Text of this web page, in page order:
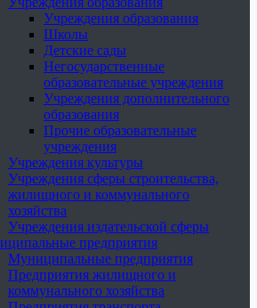
Учреждения образования
Школы
Детские сады
Негосударственные
образовательные учреждения
Учреждения дополнительного
образования
Прочие образовательные
учреждения
Учреждения культуры
Учреждения сферы строительства,
жилищного и коммунального
хозяйства
Учреждения издательской сферы
предприятия
Муниципальные предприятия
Предприятия жилищного и
коммунального хозяйства